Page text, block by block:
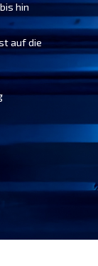
bis hin
ist auf